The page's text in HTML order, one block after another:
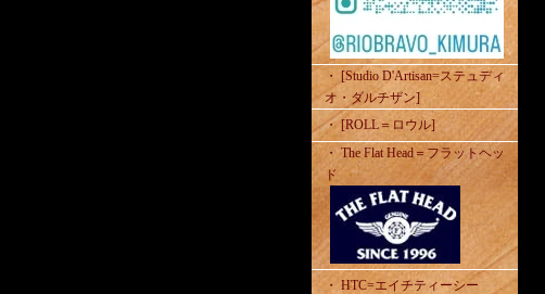
・ [Studio D'Artisan=ステュディ
オ・ダルチザン]
・ [ROLL＝ロウル]
・ The Flat Head＝フラットヘッ
ド
・ HTC=エイチティーシー